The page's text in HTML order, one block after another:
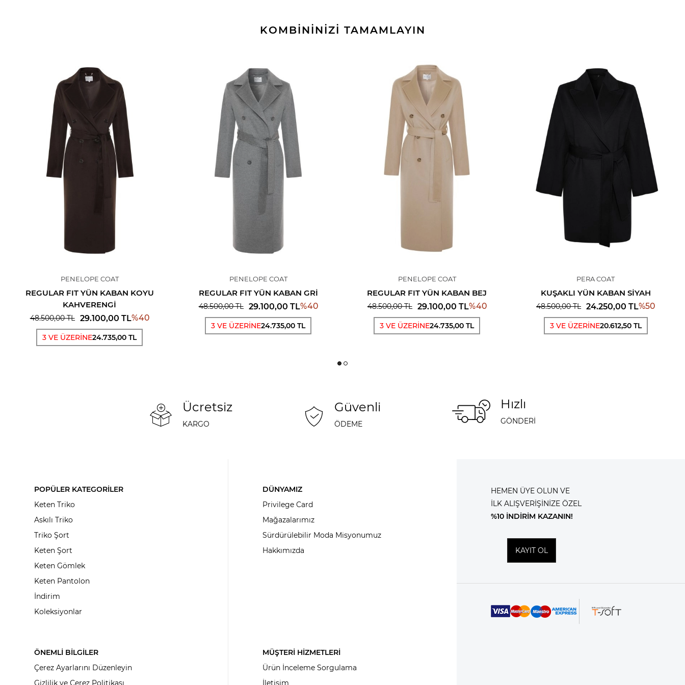
KOMBİNİNİZİ TAMAMLAYIN
PENELOPE COAT
REGULAR FIT YÜN KABAN KOYU
KAHVERENGI
48.500,00TL 29.100,00 TL%40
3 VE ÜZERİNE24.735,00 TL
PENELOPE COAT
REGULAR FIT YÜN KABAN GRI
48.500,00TL 29.100,00 TL%40
3 VE ÜZERİNE24.735,00 TL
PENELOPE COAT
REGULAR FIT YÜN KABAN BEJ
48.500,00TL 29.100,00 TL%40
3 VE ÜZERİNE24.735,00 TL
PERA COAT
KUŞAKLI YÜN KABAN SIYAH
48.500,00TL 24.250,00 TL%50
3 VE ÜZERİNE20.612,50 TL
Ücretsiz
KARGO
Güvenli
ÖDEME
Hızlı
GÖNDERİ
POPÜLER KATEGORİLER
Keten Triko
Askılı Triko
Triko Şort
Keten Şort
Keten Gömlek
Keten Pantolon
İndirim
Koleksiyonlar
DÜNYAMIZ
Privilege Card
Mağazalarımız
Sürdürülebilir Moda Misyonumuz
Hakkımızda
ÖNEMLİ BİLGİLER
Çerez Ayarlarını Düzenleyin
Gizlilik ve Çerez Politikası
MÜŞTERİ HİZMETLERİ
Ürün İnceleme Sorgulama
İletişim
HEMEN ÜYE OLUN VE
İLK ALIŞVERİŞİNİZE ÖZEL
%10 İNDİRİM KAZANIN!
KAYIT OL